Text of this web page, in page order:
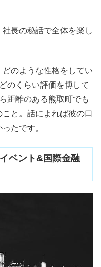
長の秘話で全体を楽し
のような性格をしてい
のくらい評価を博して
距離のある熊取町でも
と。話によれば彼の口
たです。
ベント&国際金融